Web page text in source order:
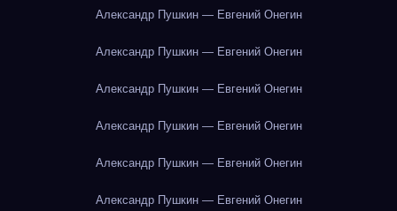
Александр Пушкин — Евгений Онегин
Александр Пушкин — Евгений Онегин
Александр Пушкин — Евгений Онегин
Александр Пушкин — Евгений Онегин
Александр Пушкин — Евгений Онегин
Александр Пушкин — Евгений Онегин